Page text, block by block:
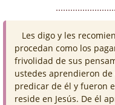
Les digo y les
procedan como los
frivolidad de sus
ustedes aprendieron de
predicar de él y fueron
reside en Jesús. De él